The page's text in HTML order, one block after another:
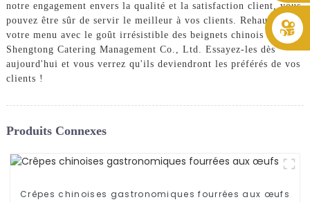
notre engagement envers la qualité et la satisfaction client, vous
pouvez être sûr de servir le meilleur à vos clients. Rehaussez
votre menu avec le goût irrésistible des beignets chinois de
Shengtong Catering Management Co., Ltd. Essayez-les dès
aujourd'hui et vous verrez qu'ils deviendront les préférés de vos
clients !
Produits Connexes
Crêpes chinoises gastronomiques fourrées aux œufs